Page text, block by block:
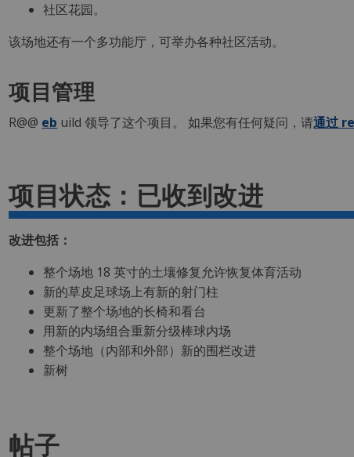
社区花园。
该场地还有一个多功能厅，可举办各种社区活动。
项目管理
R@@ eb uild 领导了这个项目。 如果您有任何疑问，请通过
项目状态：已收到改进
改进包括：
整个场地 18 英寸的土壤修复允许恢复体育活动
新的草皮足球场上有新的射门柱
更新了整个场地的长椅和看台
用新的内场组合重新分级棒球内场
整个场地（内部和外部）新的围栏改进
新树
帖子